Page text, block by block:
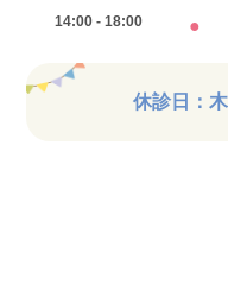
14:00 - 18:00 ●
休診日：